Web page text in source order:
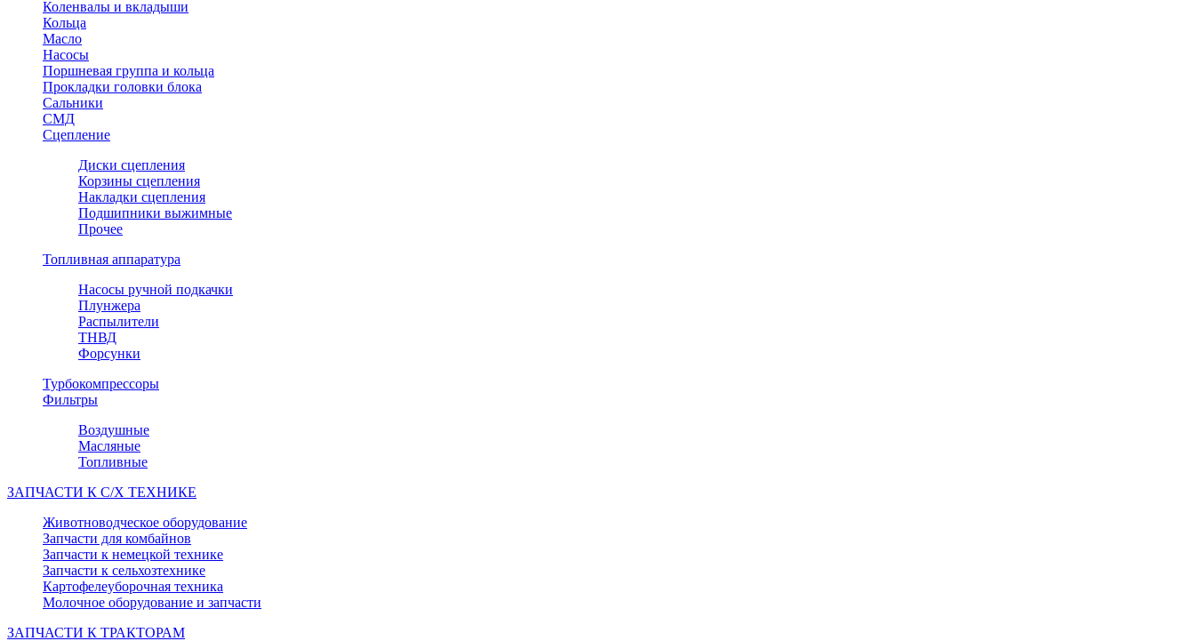
Коленвалы и вкладыши
Кольца
Масло
Насосы
Поршневая группа и кольца
Прокладки головки блока
Сальники
СМД
Сцепление
Диски сцепления
Корзины сцепления
Накладки сцепления
Подшипники выжимные
Прочее
Топливная аппаратура
Насосы ручной подкачки
Плунжера
Распылители
ТНВД
Форсунки
Турбокомпрессоры
Фильтры
Воздушные
Масляные
Топливные
ЗАПЧАСТИ К С/Х ТЕХНИКЕ
Животноводческое оборудование
Запчасти для комбайнов
Запчасти к немецкой технике
Запчасти к сельхозтехнике
Картофелеуборочная техника
Молочное оборудование и запчасти
ЗАПЧАСТИ К ТРАКТОРАМ